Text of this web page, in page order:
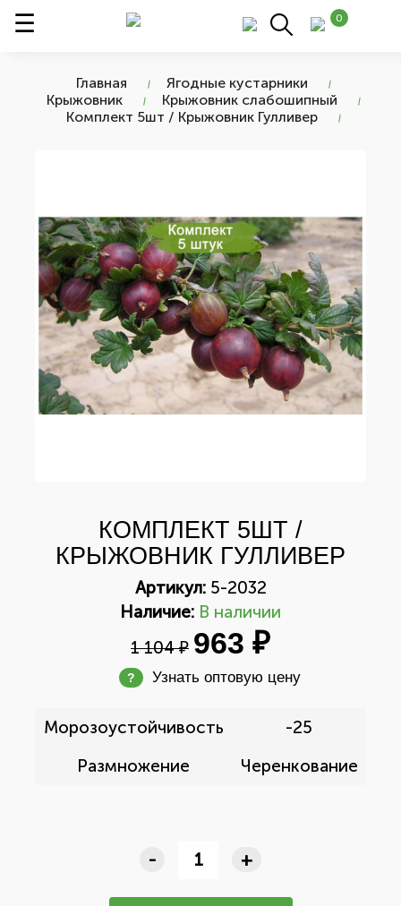
0
Главная
Ягодные кустарники
Крыжовник
Крыжовник слабошипный
Комплект 5шт / Крыжовник Гулливер
КОМПЛЕКТ 5ШТ /
КРЫЖОВНИК ГУЛЛИВЕР
Артикул:5-2032
Наличие: В наличии
1 104 ₽ 963 ₽
? Узнать оптовую цену
Морозоустойчивость
-25
Размножение
Черенкование
- +